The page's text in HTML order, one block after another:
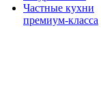
Частные кухни
премиум-класса